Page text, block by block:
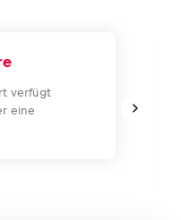
verfügt
eine